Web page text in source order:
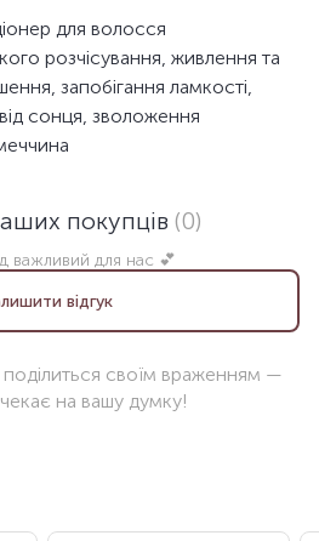
для волосся
розчісування, живлення та
запобігання ламкості,
сонця, зволоження
покупців (0)
важливий для нас 💕
відгук
своїм враженням —
на вашу думку!